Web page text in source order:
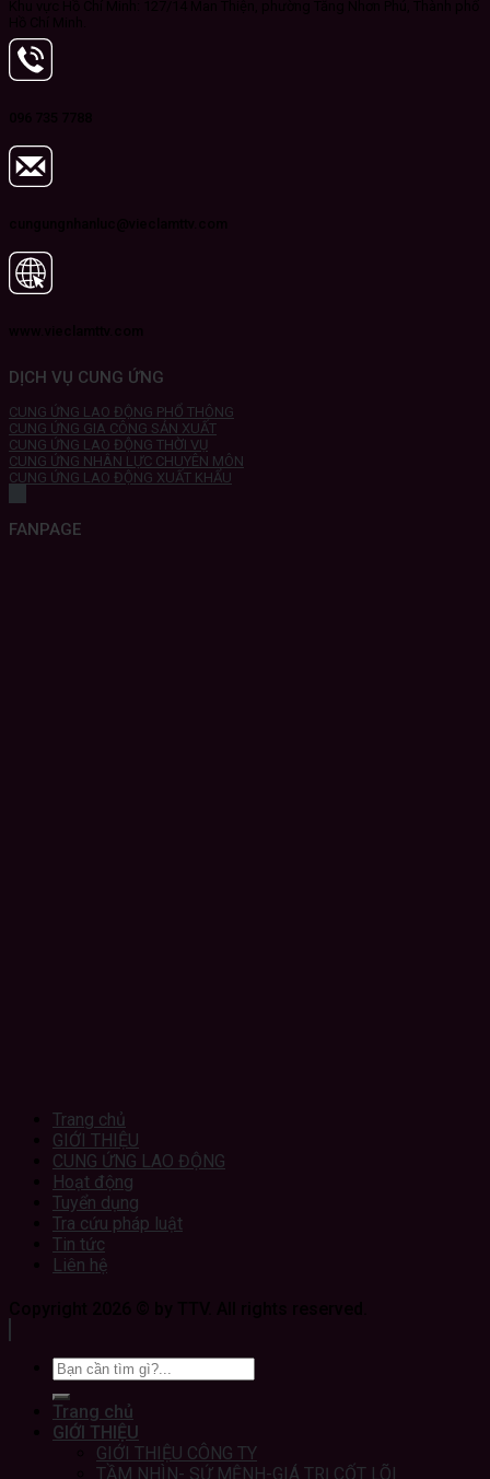
DỊCH VỤ CUNG ỨNG
CUNG ỨNG LAO ĐỘNG PHỔ THÔNG
CUNG ỨNG GIA CÔNG SẢN XUẤT
CUNG ỨNG LAO ĐỘNG THỜI VỤ
CUNG ỨNG NHÂN LỰC CHUYÊN MÔN
CUNG ỨNG LAO ĐỘNG XUẤT KHẨU
FANPAGE
Trang chủ
GIỚI THIỆU
CUNG ỨNG LAO ĐỘNG
Hoạt động
Tuyển dụng
Tra cứu pháp luật
Tin tức
Liên hệ
Trang chủ
GIỚI THIỆU
GIỚI THIỆU CÔNG TY
TẦM NHÌN- SỨ MỆNH-GIÁ TRỊ CỐT LÕI